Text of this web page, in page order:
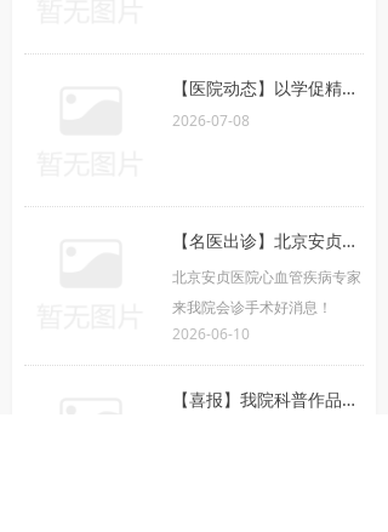
【医院动态】以学促精，赋能临床——我院常态化医师培训学习班正式开讲
2026-07-08
【名医出诊】北京安贞医院心血管疾病专家来我院会诊手术
北京安贞医院心血管疾病专家
来我院会诊手术好消息！
2026-06-10
【喜报】我院科普作品入选中华护理学会全国学术交流会现场展演